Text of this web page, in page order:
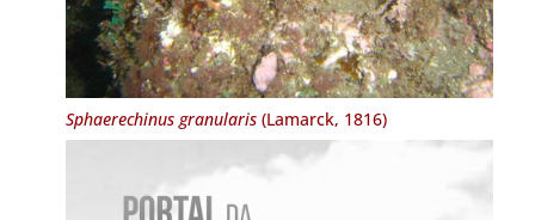
Sphaerechinus granularis(Lamarck, 1816)